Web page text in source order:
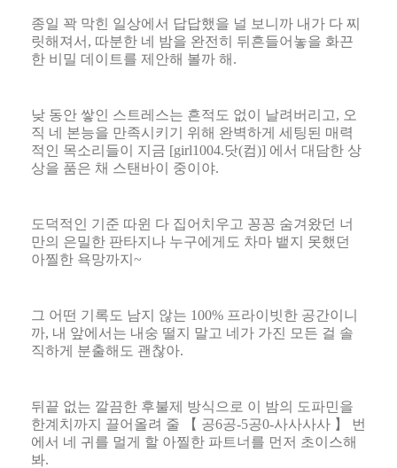
종일 꽉 막힌 일상에서 답답했을 널 보니까 내가 다 찌
릿해져서 , 따분한 네 밤을 완전히 뒤흔들어놓을 화끈
한 비밀 데이트를 제안해 볼까 해 .
낮 동안 쌓인 스트레스는 흔적도 없이 날려버리고, 오
직 네 본능을 만족시키기 위해 완벽하게 세팅된 매력
적인 목소리들이 지금 [girl1004.닷(컴)] 에서 대담한 상
상을 품은 채 스탠바이 중이야.
도덕적인 기준 따윈 다 집어치우고 꽁꽁 숨겨왔던 너
만의 은밀한 판타지나 누구에게도 차마 뱉지 못했던
아찔한 욕망까지 ~
그 어떤 기록도 남지 않는 100% 프라이빗한 공간이니
까, 내 앞에서는 내숭 떨지 말고 네가 가진 모든 걸 솔
직하게 분출해도 괜찮아.
뒤끝 없는 깔끔한 후불제 방식으로 이 밤의 도파민을
한계치까지 끌어올려 줄
【 공6공-5공0-사사사사 】
번
에서 네 귀를 멀게 할 아찔한 파트너를 먼저 초이스해
봐.